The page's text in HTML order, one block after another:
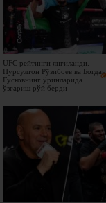
UFC рейтинги янгиланди.
Нурсултон Рўзибоев ва Богдан
Гусковнинг ўринларида
ўзгариш рўй берди